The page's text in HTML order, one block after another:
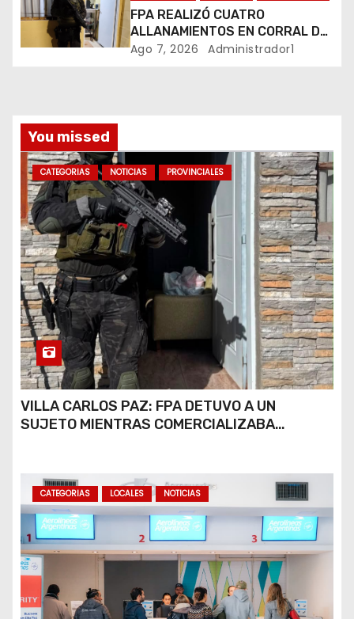
r
a
a
s
FPA REALIZÓ CUATRO
ALLANAMIENTOS EN CORRAL DE
BUSTOS-IFFLINGER
Ago 7, 2026 Administrador1
You missed
CATEGORIAS NOTICIAS PROVINCIALES
VILLA CARLOS PAZ: FPA DETUVO A UN
SUJETO MIENTRAS COMERCIALIZABA
CATEGORIAS LOCALES NOTICIAS